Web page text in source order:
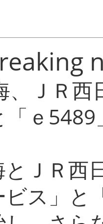
、ＪＲ
「ｅ
ＪＲ西
ビス」